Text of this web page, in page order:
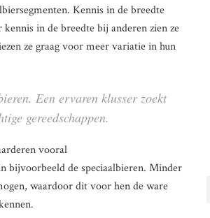
Kennis in de breedte
in de breedte bij anderen zien ze
ze graag voor meer variatie in hun
Een ervaren klusser zoekt
gereedschappen.
vooral
bijvoorbeeld de speciaalbieren. Minder
waardoor dit voor hen de ware